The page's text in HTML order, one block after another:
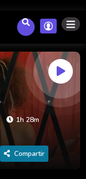
1h 28m
Compartir